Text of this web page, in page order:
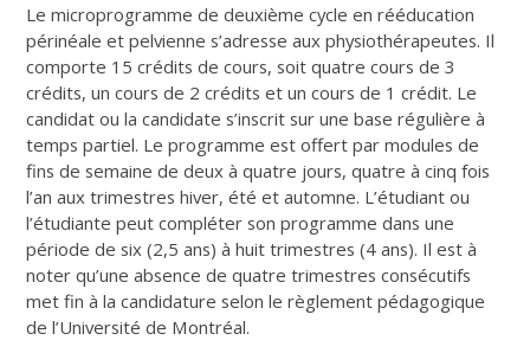
Le microprogramme de deuxième cycle en rééducation
périnéale et pelvienne s’adresse aux physiothérapeutes. Il
comporte 15 crédits de cours, soit quatre cours de 3
crédits, un cours de 2 crédits et un cours de 1 crédit. Le
candidat ou la candidate s’inscrit sur une base régulière à
temps partiel. Le programme est offert par modules de
fins de semaine de deux à quatre jours, quatre à cinq fois
l’an aux trimestres hiver, été et automne. L’étudiant ou
l’étudiante peut compléter son programme dans une
période de six (2,5 ans) à huit trimestres (4 ans). Il est à
noter qu’une absence de quatre trimestres consécutifs
met fin à la candidature selon le règlement pédagogique
de l’Université de Montréal.